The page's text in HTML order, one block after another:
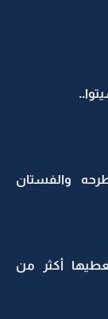
والفستان
أكثر من